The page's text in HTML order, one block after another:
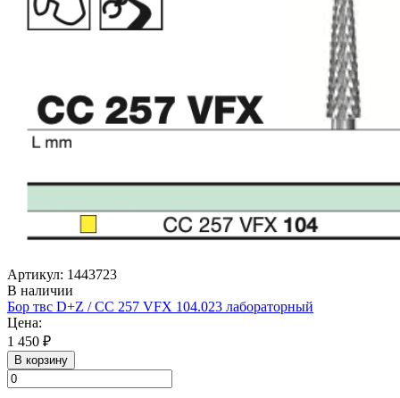
Артикул: 1443723
В наличии
Бор твс D+Z / CC 257 VFX 104.023 лабораторный
Цена:
1 450 ₽
В корзину